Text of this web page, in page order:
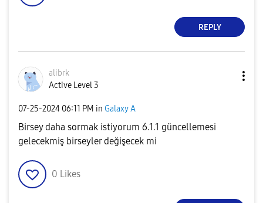
REPLY
alibrk
Active Level 3
‎07-25-2024 06:11 PM in Galaxy A
Birsey daha sormak istiyorum 6.1.1 güncellemesi
gelecekmiş birseyler değişecek mi
0 Likes